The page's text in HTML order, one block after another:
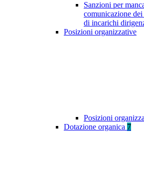
Sanzioni per
comunicazione
di incarichi
Posizioni organizzative
Posizioni
Dotazione organica 7